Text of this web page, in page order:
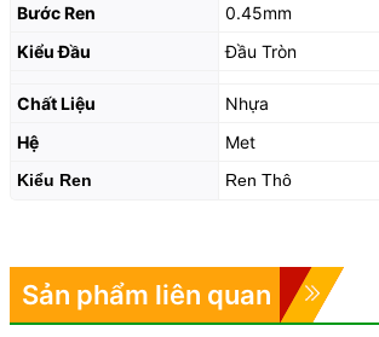
Bước Ren
0.45mm
Kiểu Đầu
Đầu Tròn
Chất Liệu
Nhựa
Hệ
Met
Kiểu Ren Ren Thô
Sản phẩm liên quan